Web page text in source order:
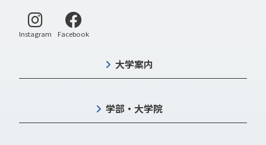
Instagram 別ウィンドウで開く
Facebook別ウィンドウで開く
大学案内
学部・大学院